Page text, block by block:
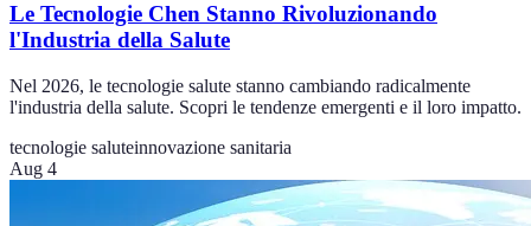
Le Tecnologie Chen Stanno Rivoluzionando
l'Industria della Salute
Nel 2026, le tecnologie salute stanno cambiando radicalmente
l'industria della salute. Scopri le tendenze emergenti e il loro impatto.
tecnologie saluteinnovazione sanitaria
Aug 4